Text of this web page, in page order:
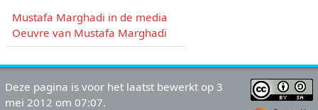
Mustafa Marghadi in de media
Oeuvre van Mustafa Marghadi
Deze pagina is voor het laatst bewerkt op 3
mei 2012 om 07:07.